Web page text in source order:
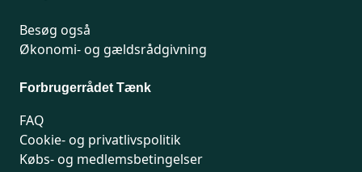
Besøg også
Økonomi- og gældsrådgivning
Forbrugerrådet Tænk
FAQ
Cookie- og privatlivspolitik
Købs- og medlemsbetingelser